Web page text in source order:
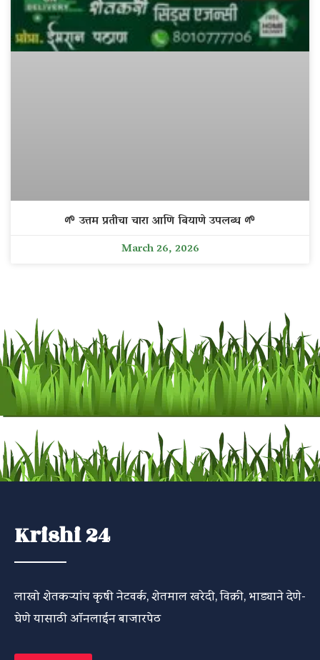
🌱 उत्तम प्रतीचा चारा आणि बियाणे उपलब्ध 🌱
March 26, 2026
Krishi 24
लाखो शेतकऱ्यांच कृषी नेटवर्क, शेतमाल खरेदी, विक्री, भाड्याने देणे-
घेणे यासाठी ऑनलाईन बाजारपेठ